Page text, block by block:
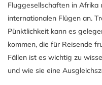
Fluggesellschaften in Afrika
internationalen Flügen an.
Pünktlichkeit kann es
kommen, die für Reisende
Fällen ist es wichtig zu
und wie sie eine